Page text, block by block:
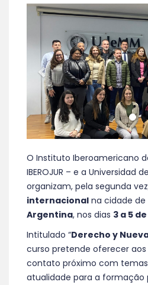
Anterior
O Instituto Iberoamericano
IBEROJUR – e a Universidad
organizam, pela segunda
internacional na cidade de
Argentina, nos dias 3 a 5
Intitulado “Derecho y
curso pretende oferecer
contato próximo com
atualidade para a formação